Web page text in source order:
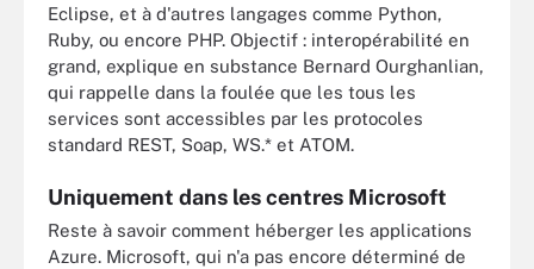
Eclipse, et à d'autres langages comme Python,
Ruby, ou encore PHP. Objectif : interopérabilité en
grand, explique en substance Bernard Ourghanlian,
qui rappelle dans la foulée que les tous les
services sont accessibles par les protocoles
standard REST, Soap, WS.* et ATOM.
Uniquement dans les centres Microsoft
Reste à savoir comment héberger les applications
Azure. Microsoft, qui n'a pas encore déterminé de